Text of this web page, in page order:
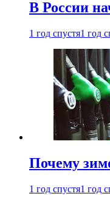
В России
1 год спустя1 год
Почему
1 год спустя1 год